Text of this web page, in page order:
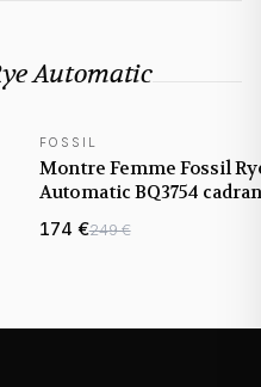
Automatic
NOUVEAUTÉ
FOSSIL
Montre Femme Fossil
Automatic BQ3754
rose bracelet acier
174 €249 €